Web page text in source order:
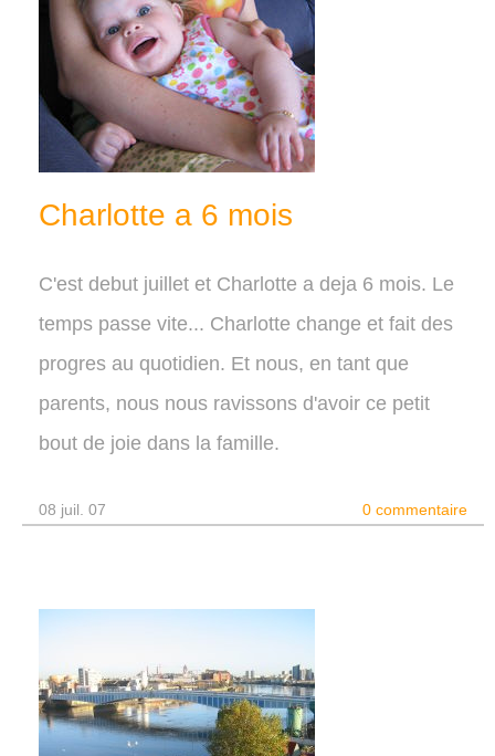
Charlotte a 6 mois
C'est debut juillet et Charlotte a deja 6 mois. Le
temps passe vite... Charlotte change et fait des
progres au quotidien. Et nous, en tant que
parents, nous nous ravissons d'avoir ce petit
bout de joie dans la famille.
08 juil. 07 0 commentaire